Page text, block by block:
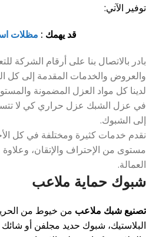
توفير الآتي:
قد يهمك : مظلات
بادر بالاتصال بنا على أرقام الشركة
والعروض والخدمات المقدمة إلى كل
في عزل الشبك عزل حراري كي لا
إلى الشبوك.
نقدم خدمات كثيرة ومختلفة في كل
مستوى من الإحتراف والإتقان،
العمالة.
شبوك حماية ملاعب
تصنيع شبك ملاعب من خيوط من
البلاستيك، شبوك حديد مجلفن أو شائك